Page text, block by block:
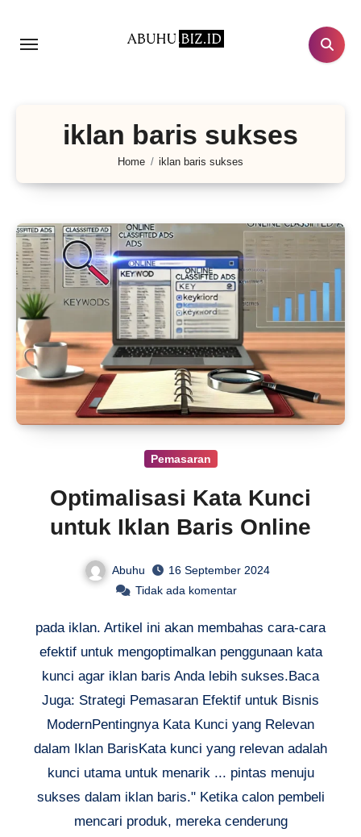
iklan baris sukses
Home iklan baris sukses
Pemasaran
Optimalisasi Kata Kunci
untuk Iklan Baris Online
Abuhu
16 September 2024
Tidak ada komentar
pada iklan. Artikel ini akan membahas cara-cara
efektif untuk mengoptimalkan penggunaan kata
kunci agar iklan baris Anda lebih sukses.Baca
Juga: Strategi Pemasaran Efektif untuk Bisnis
ModernPentingnya Kata Kunci yang Relevan
dalam Iklan BarisKata kunci yang relevan adalah
kunci utama untuk menarik ... pintas menuju
sukses dalam iklan baris." Ketika calon pembeli
mencari produk, mereka cenderung